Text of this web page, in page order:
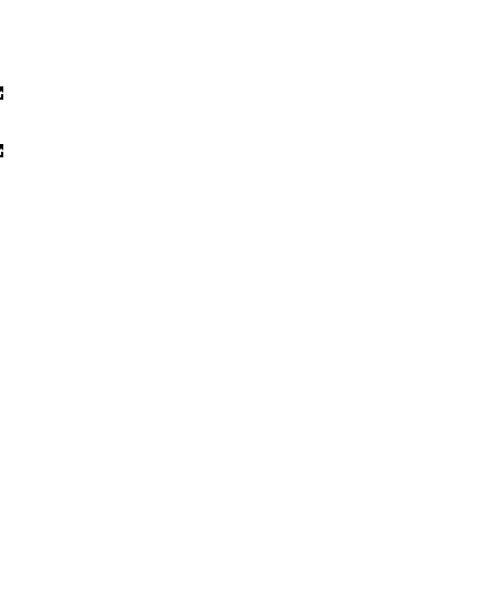
website)
website)
externe website)